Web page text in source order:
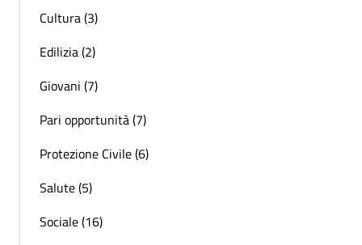
Cultura (3)
Edilizia (2)
Giovani (7)
Pari opportunità (7)
Protezione Civile (6)
Salute (5)
Sociale (16)